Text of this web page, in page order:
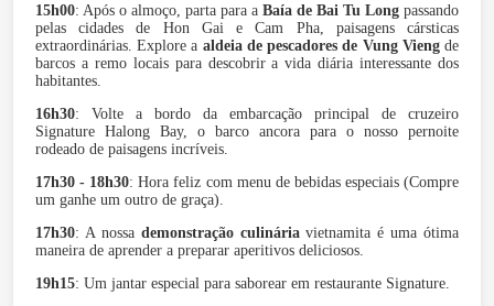
15h00: Após o almoço, parta para a Baía de Bai Tu Long passando
pelas cidades de Hon Gai e Cam Pha, paisagens cársticas
extraordinárias. Explore a aldeia de pescadores de Vung Viengde
barcos a remo locais para descobrir a vida diária interessante dos
habitantes.
16h30: Volte a bordo da embarcação principal de cruzeiro
Signature Halong Bay, o barco ancora para o nosso pernoite
rodeado de paisagens incríveis.
17h30 - 18h30: Hora feliz com menu de bebidas especiais (Compre
um ganhe um outro de graça).
17h30: A nossa demonstração culináriavietnamita é uma ótima
maneira de aprender a preparar aperitivos deliciosos.
19h15: Um jantar especial para saborear em restaurante Signature.